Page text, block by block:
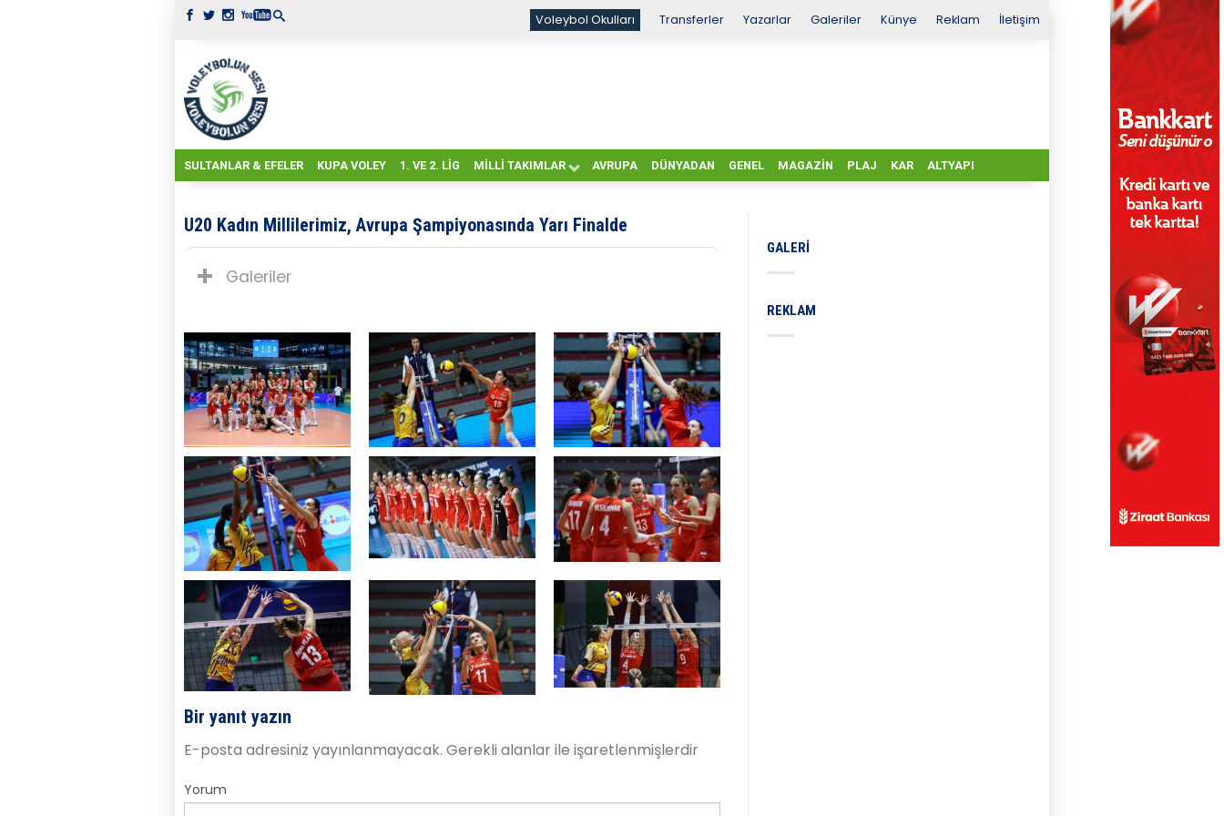
Voleybol Okulları Transferler Yazarlar Galeriler Künye Reklam İletişim
SULTANLAR & EFELER KUPA VOLEY 1. VE 2. LIG MILLI TAKIMLAR AVRUPA DÜNYADAN GENEL MAGAZIN PLAJ KAR ALTYAPI
U20 Kadın Millilerimiz, Avrupa Şampiyonasında Yarı Finalde
Galeriler
Bir yanıt yazın
E-posta adresiniz yayınlanmayacak. Gerekli alanlar ile işaretlenmişlerdir
Yorum
GALERI
REKLAM